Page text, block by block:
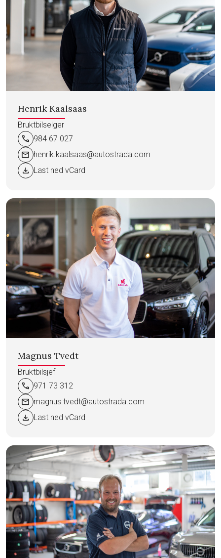
Henrik Kaalsaas
Bruktbilselger
call 984 67 027
mail henrik.kaalsaas@autostrada.com
download Last ned vCard
Magnus Tvedt
Bruktbilsjef
call 971 73 312
mail magnus.tvedt@autostrada.com
download Last ned vCard